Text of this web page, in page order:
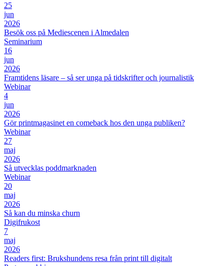
25
jun
2026
Besök oss på Mediescenen i Almedalen
Seminarium
16
jun
2026
Framtidens läsare – så ser unga på tidskrifter och journalistik
Webinar
4
jun
2026
Gör printmagasinet en comeback hos den unga publiken?
Webinar
27
maj
2026
Så utvecklas poddmarknaden
Webinar
20
maj
2026
Så kan du minska churn
Digifrukost
7
maj
2026
Readers first: Brukshundens resa från print till digitalt